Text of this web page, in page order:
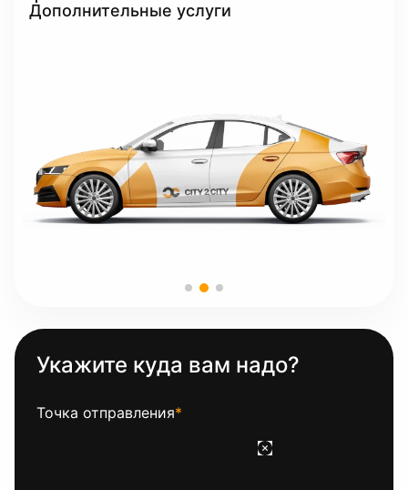
Дополнительные услуги
Укажите куда вам надо?
Точка отправления*